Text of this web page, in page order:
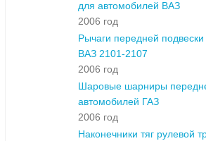
для автомобилей ВАЗ
2006 год
Рычаги передней
ВАЗ 2101-2107
2006 год
Шаровые шарниры
автомобилей ГАЗ
2006 год
Наконечники тяг рулевой